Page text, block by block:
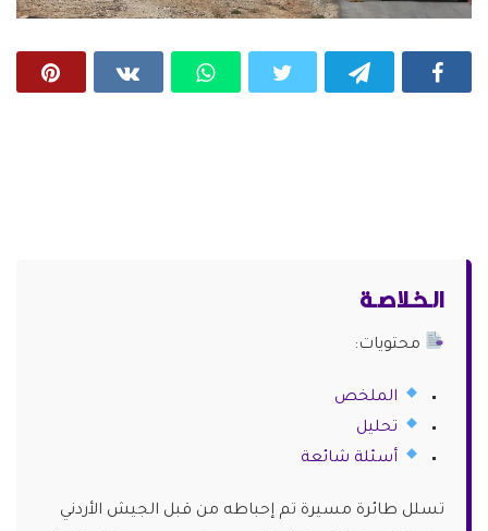
الـخـلاصـة
محتويات:
الملخص
تحليل
أسئلة شائعة
تسلل طائرة مسيرة تم إحباطه من قبل الجيش الأردني